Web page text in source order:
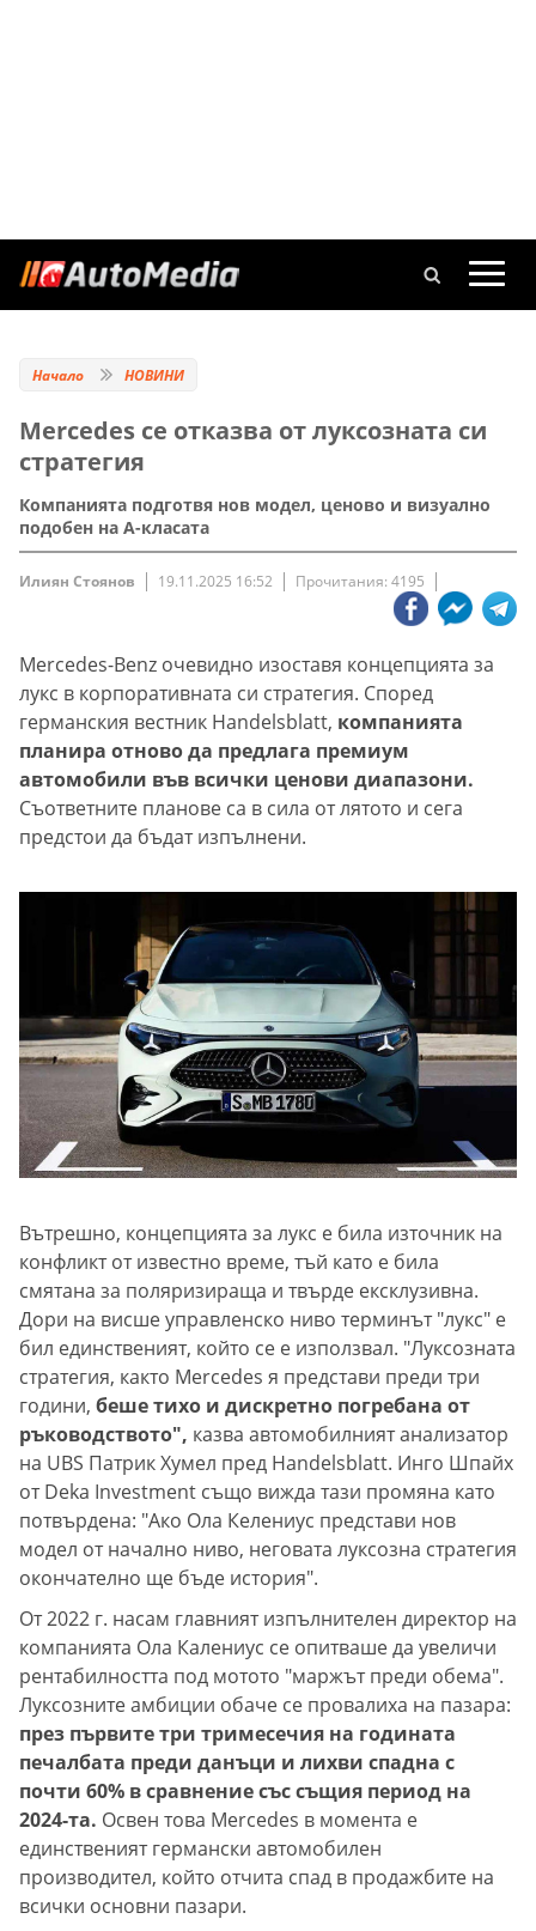
Начало НОВИНИ
Mercedes се отказва от луксозната си
стратегия
Компанията подготвя нов модел, ценово и визуално
подобен на A-класата
Илиян Стоянов 19.11.2025 16:52 Прочитания: 4195
Mercedes-Benz очевидно изоставя концепцията за
лукс в корпоративната си стратегия. Според
германския вестник Handelsblatt, компанията
планира отново да предлага премиум
автомобили във всички ценови диапазони.
Съответните планове са в сила от лятото и сега
предстои да бъдат изпълнени.
Вътрешно, концепцията за лукс е била източник на
конфликт от известно време, тъй като е била
смятана за поляризираща и твърде ексклузивна.
Дори на висше управленско ниво терминът "лукс" е
бил единственият, който се е използвал. "Луксозната
стратегия, както Mercedes я представи преди три
години, беше тихо и дискретно погребана от
ръководството", казва автомобилният анализатор
на UBS Патрик Хумел пред Handelsblatt. Инго Шпайх
от Deka Investment също вижда тази промяна като
потвърдена: "Ако Ола Келениус представи нов
модел от начално ниво, неговата луксозна стратегия
окончателно ще бъде история".
От 2022 г. насам главният изпълнителен директор на
компанията Ола Калениус се опитваше да увеличи
рентабилността под мотото "маржът преди обема".
Луксозните амбиции обаче се провалиха на пазара:
през първите три тримесечия на годината
печалбата преди данъци и лихви спадна с
почти 60% в сравнение със същия период на
2024-та. Освен това Mercedes в момента е
единственият германски автомобилен
производител, който отчита спад в продажбите на
всички основни пазари.